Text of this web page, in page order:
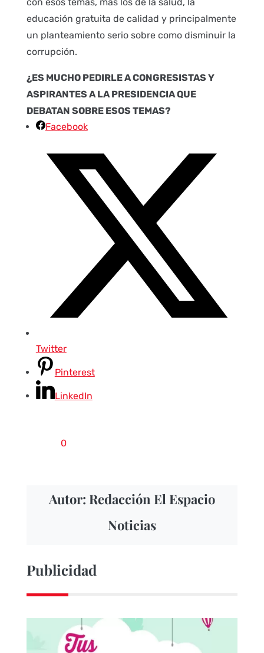
educación gratuita de calidad y principalmente
un planteamiento serio sobre como disminuir la
corrupción.
¿ES MUCHO PEDIRLE A CONGRESISTAS Y
ASPIRANTES A LA PRESIDENCIA QUE
DEBATAN SOBRE ESOS TEMAS?
Facebook
Twitter
Pinterest
LinkedIn
0
Autor: Redacción El Espacio
Noticias
Publicidad